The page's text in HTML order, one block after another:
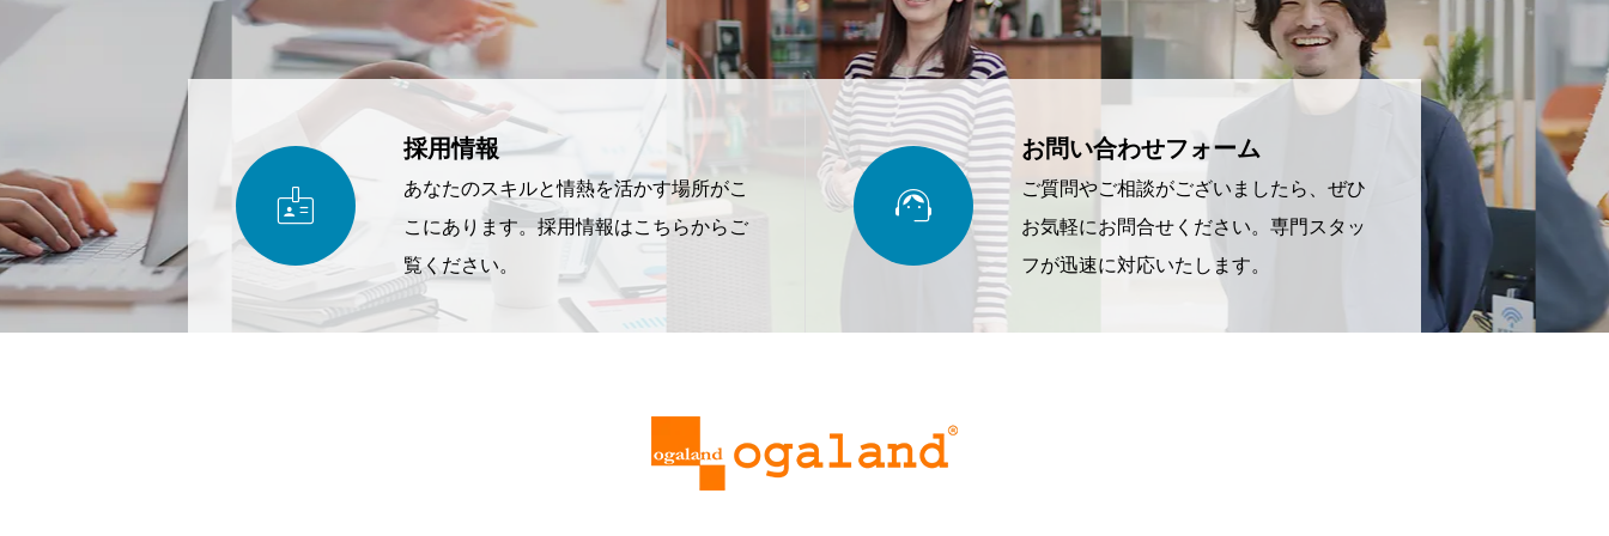

採用情報
あなたのスキルと情熱を活かす場所がこ
こにあります。採用情報はこちらからご
覧ください。

お問い合わせフォーム
ご質問やご相談がございましたら、ぜひ
お気軽にお問合せください。専門スタッ
フが迅速に対応いたします。